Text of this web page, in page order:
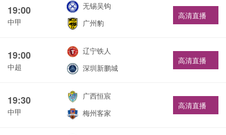
19:00
中甲
无锡吴钩
广州豹
高清直播
19:00
中超
辽宁铁人
深圳新鹏城
高清直播
19:30
中甲
广西恒宸
梅州客家
高清直播